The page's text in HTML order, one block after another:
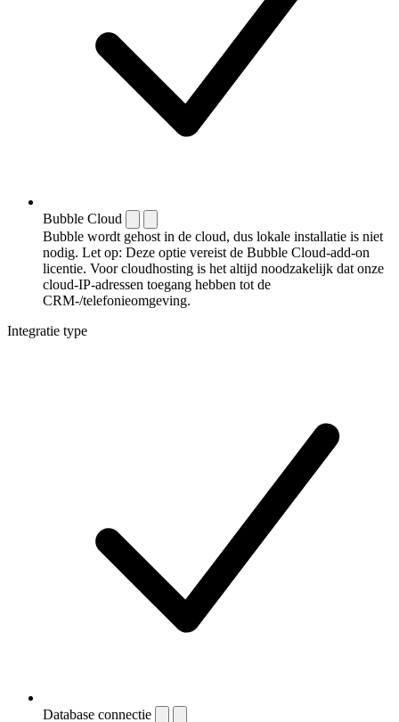
Bubble Cloud
Bubble wordt gehost in de cloud, dus lokale installatie is niet
nodig. Let op: Deze optie vereist de Bubble Cloud-add-on
licentie. Voor cloudhosting is het altijd noodzakelijk dat onze
cloud-IP-adressen toegang hebben tot de
CRM-/telefonieomgeving.
Integratie type
Database connectie